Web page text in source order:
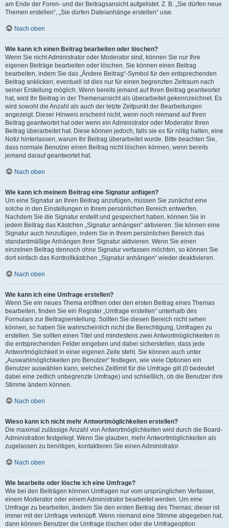
am Ende der Foren- und der Beitragsansicht aufgelistet. Z. B. „Sie dürfen neue
Themen erstellen“, „Sie dürfen Dateianhänge erstellen“ usw.
Nach oben
Wie kann ich einen Beitrag bearbeiten oder löschen?
Wenn Sie nicht Administrator oder Moderator sind, können Sie nur Ihre
eigenen Beiträge bearbeiten oder löschen. Sie können einen Beitrag
bearbeiten, indem Sie das „Ändere Beitrag“-Symbol für den entsprechenden
Beitrag anklicken; eventuell ist dies nur für einen begrenzten Zeitraum nach
seiner Erstellung möglich. Wenn bereits jemand auf Ihren Beitrag geantwortet
hat, wird Ihr Beitrag in der Themenansicht als überarbeitet gekennzeichnet. Es
wird sowohl die Anzahl als auch der letzte Zeitpunkt der Bearbeitungen
angezeigt. Dieser Hinweis erscheint nicht, wenn noch niemand auf Ihren
Beitrag geantwortet hat oder wenn ein Administrator oder Moderator Ihren
Beitrag überarbeitet hat. Diese können jedoch, falls sie es für nötig halten, eine
Notiz hinterlassen, warum Ihr Beitrag überarbeitet wurde. Bitte beachten Sie,
dass normale Benutzer einen Beitrag nicht löschen können, wenn bereits
jemand darauf geantwortet hat.
Nach oben
Wie kann ich meinem Beitrag eine Signatur anfügen?
Um eine Signatur an Ihren Beitrag anzufügen, müssen Sie zunächst eine
solche in den Einstellungen in Ihrem persönlichen Bereich entwerfen.
Nachdem Sie die Signatur erstellt und gespeichert haben, können Sie in
jedem Beitrag das Kästchen „Signatur anhängen“ aktivieren. Sie können eine
Signatur auch hinzufügen, indem Sie in Ihrem persönlichen Bereich das
standardmäßige Anhängen Ihrer Signatur aktivieren. Wenn Sie einen
einzelnen Beitrag dennoch ohne Signatur verfassen möchten, so können Sie
dort einfach das Kontrollkästchen „Signatur anhängen“ wieder deaktivieren.
Nach oben
Wie kann ich eine Umfrage erstellen?
Wenn Sie ein neues Thema eröffnen oder den ersten Beitrag eines Themas
bearbeiten, finden Sie ein Register „Umfrage erstellen“ unterhalb des
Formulars zur Beitragserstellung. Sollten Sie diesen Bereich nicht sehen
können, so haben Sie wahrscheinlich nicht die Berechtigung, Umfragen zu
erstellen. Sie sollten einen Titel und mindestens zwei Antwortmöglichkeiten in
die entsprechenden Felder eingeben und dabei sicherstellen, dass jede
Antwortmöglichkeit in einer eigenen Zeile steht. Sie können auch unter
„Auswahlmöglichkeiten pro Benutzer“ festlegen, wie viele Optionen ein
Benutzer auswählen kann, welches Zeitlimit für die Umfrage gilt (0 bedeutet
dabei eine zeitlich unbegrenzte Umfrage) und schließlich, ob die Benutzer ihre
Stimme ändern können.
Nach oben
Wieso kann ich nicht mehr Antwortmöglichkeiten erstellen?
Die maximal zulässige Anzahl von Antwortmöglichkeiten wird durch die Board-
Administration festgelegt. Wenn Sie glauben, mehr Antwortmöglichkeiten als
zugelassen zu benötigen, kontaktieren Sie einen Administrator.
Nach oben
Wie bearbeite oder lösche ich eine Umfrage?
Wie bei den Beiträgen können Umfragen nur vom ursprünglichen Verfasser,
einem Moderator oder einem Administrator bearbeitet werden. Um eine
Umfrage zu bearbeiten, ändern Sie den ersten Beitrag des Themas; dieser ist
immer mit der Umfrage verknüpft. Wenn niemand eine Stimme abgegeben hat,
dann können Benutzer die Umfrage löschen oder die Umfrageoption